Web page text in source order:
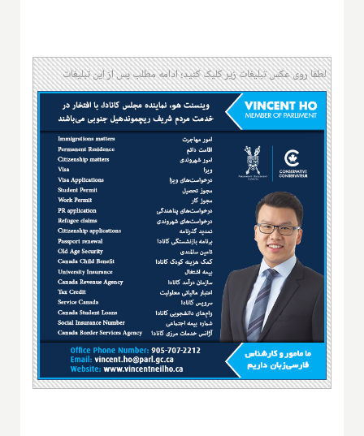
لطفا روی عکس تبلیغات زیر کلیک کنید؛ ادامه مطلب پس از این تبلیغات